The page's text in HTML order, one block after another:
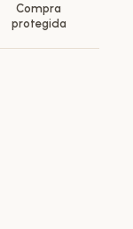
Compra
protegida